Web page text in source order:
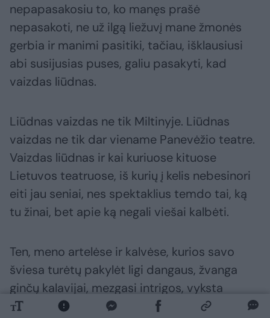
nepapasakosiu to, ko manęs prašė
nepasakoti, ne už ilgą liežuvį mane žmonės
gerbia ir manimi pasitiki, tačiau, išklausiusi
abi susijusias puses, galiu pasakyti, kad
vaizdas liūdnas.
Liūdnas vaizdas ne tik Miltinyje. Liūdnas
vaizdas ne tik dar viename Panevėžio teatre.
Vaizdas liūdnas ir kai kuriuose kituose
Lietuvos teatruose, iš kurių į kelis nebesinori
eiti jau seniai, nes spektaklius temdo tai, ką
tu žinai, bet apie ką negali viešai kalbėti.
Ten, meno artelėse ir kalvėse, kurios savo
šviesa turėtų pakylėt ligi dangaus, žvanga
ginčų kalavijai, mezgasi intrigos, vyksta
išdavystės, tarpsta apkalbos, rezgasi slapti